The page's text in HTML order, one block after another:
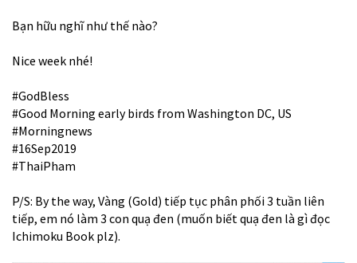
Bạn hữu nghĩ như thế nào?
Nice week nhé!
#GodBless
#Good Morning early birds from Washington DC, US
#Morningnews
#16Sep2019
#ThaiPham
P/S: By the way, Vàng (Gold) tiếp tục phân phối 3 tuần liên
tiếp, em nó làm 3 con quạ đen (muốn biết quạ đen là gì đọc
Ichimoku Book plz).